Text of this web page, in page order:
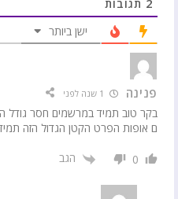
2 תגובות
ישן ביותר
פנינה
בקר טוב תמיד במרשמים חסר גודל
ם אופות הפרט הקטן הגדול הזה
0 הגב